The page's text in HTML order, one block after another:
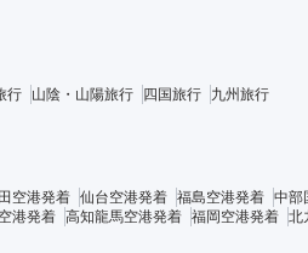
行 山陰・山陽旅行 四国旅行 九州旅行
空港発着 仙台空港発着 福島空港発着 中部
港発着 高知龍馬空港発着 福岡空港発着 北